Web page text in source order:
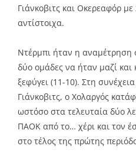
Γιάνκοβιτς και Οκερεαφόρ
αντίστοιχα.
Ντέρμπι ήταν η αναμέτρηση
δύο ομάδες να ήταν μαζί
ξεφύγει (11-10). Στη
Γιάνκοβιτς, ο Χολαργός
ωστόσο στα τελευταία δύο
ΠΑΟΚ από το… χέρι και τον
στο τέλος της πρώτης